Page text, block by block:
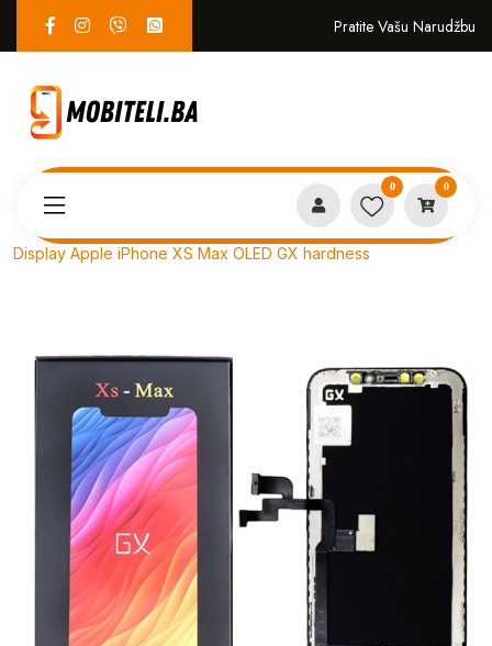
Pratite Vašu Narudžbu
0 0
Display Apple iPhone XS Max OLED GX hardness